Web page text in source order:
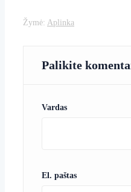
Žymė: Aplinka
Palikite
Vardas
El. paštas